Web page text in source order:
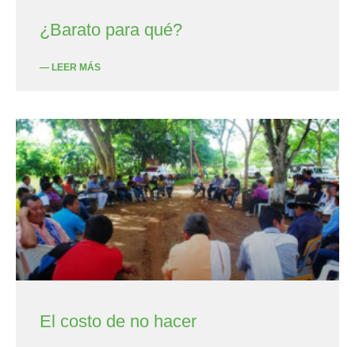
¿Barato para qué?
— LEER MÁS
El costo de no hacer